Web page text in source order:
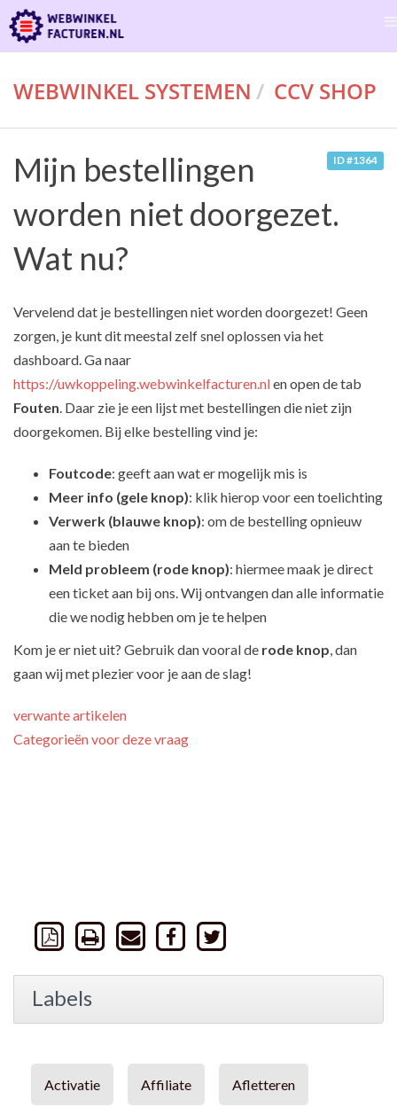
WEBWINKEL SYSTEMEN CCV SHOP
ID #1364
Mijn bestellingen
worden niet doorgezet.
Wat nu?
Vervelend dat je bestellingen niet worden doorgezet! Geen
zorgen, je kunt dit meestal zelf snel oplossen via het
dashboard. Ga naar
https://uwkoppeling.webwinkelfacturen.nlen open de tab
Fouten. Daar zie je een lijst met bestellingen die niet zijn
doorgekomen. Bij elke bestelling vind je:
Foutcode: geeft aan wat er mogelijk mis is
Meer info (gele knop): klik hierop voor een toelichting
Verwerk (blauwe knop): om de bestelling opnieuw
aan te bieden
Meld probleem (rode knop): hiermee maak je direct
een ticket aan bij ons. Wij ontvangen dan alle informatie
die we nodig hebben om je te helpen
Kom je er niet uit? Gebruik dan vooral de rode knop, dan
gaan wij met plezier voor je aan de slag!
verwante artikelen
Categorieën voor deze vraag
Labels
Activatie Affiliate Afletteren